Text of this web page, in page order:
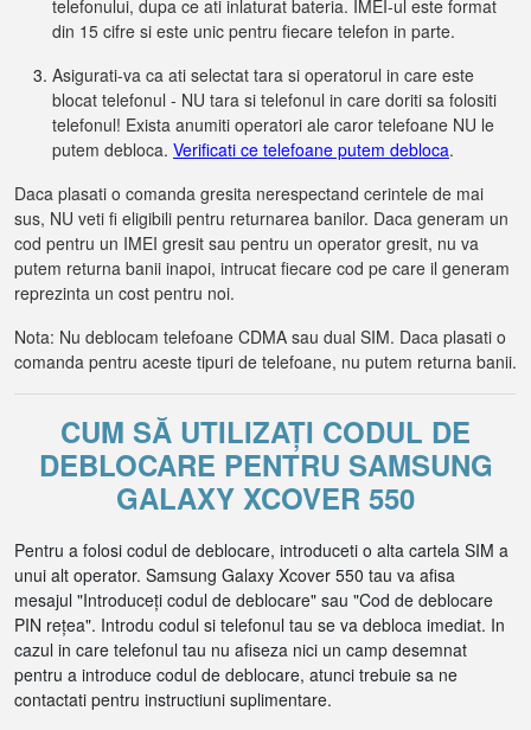
telefonului, dupa ce ati inlaturat bateria. IMEI-ul este format
din 15 cifre si este unic pentru fiecare telefon in parte.
Asigurati-va ca ati selectat tara si operatorul in care este
blocat telefonul - NU tara si telefonul in care doriti sa folositi
telefonul! Exista anumiti operatori ale caror telefoane NU le
putem debloca. Verificati ce telefoane putem debloca.
Daca plasati o comanda gresita nerespectand cerintele de mai
sus, NU veti fi eligibili pentru returnarea banilor. Daca generam un
cod pentru un IMEI gresit sau pentru un operator gresit, nu va
putem returna banii inapoi, intrucat fiecare cod pe care il generam
reprezinta un cost pentru noi.
Nota: Nu deblocam telefoane CDMA sau dual SIM. Daca plasati o
comanda pentru aceste tipuri de telefoane, nu putem returna banii.
CUM SĂ UTILIZAȚI CODUL DE
DEBLOCARE PENTRU SAMSUNG
GALAXY XCOVER 550
Pentru a folosi codul de deblocare, introduceti o alta cartela SIM a
unui alt operator. Samsung Galaxy Xcover 550 tau va afisa
mesajul "Introduceți codul de deblocare" sau "Cod de deblocare
PIN rețea". Introdu codul si telefonul tau se va debloca imediat. In
cazul in care telefonul tau nu afiseza nici un camp desemnat
pentru a introduce codul de deblocare, atunci trebuie sa ne
contactati pentru instructiuni suplimentare.